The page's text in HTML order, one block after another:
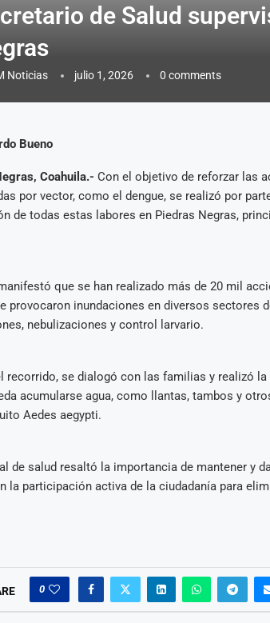
de Salud
Noticias julio 1, 2026 0 comments
Bueno
Coahuila.- Con el objetivo de reforzar las
por vector, como el dengue, se realizó por
de todas estas labores en Piedras Negras,
que se han realizado más de 20 mil
provocaron inundaciones en diversos sectores
nebulizaciones y control larvario.
recorrido, se dialogó con las familias y realizó
acumularse agua, como llantas, tambos y
Aedes aegypti.
de salud resaltó la importancia de mantener y
la participación activa de la ciudadanía para
0